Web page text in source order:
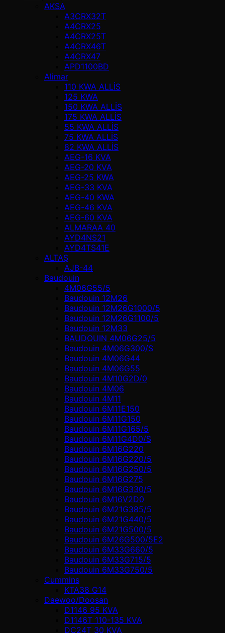
AKSA
A3CRX32T
A4CRX25
A4CRX25T
A4CRX46T
A4CRX47
APD1100BD
Alimar
110 KWA ALLİS
125 KWA
150 KWA ALLİS
175 KWA ALLİS
55 KWA ALLİS
75 KWA ALLİS
82 KWA ALLİS
AEG-16 KVA
AEG-20 KVA
AEG-25 KWA
AEG-33 KVA
AEG-40 KWA
AEG-46 KVA
AEG-60 KVA
ALMARAA 40
AYD4NS21
AYD4TS41E
ALTAŞ
AJB-44
Baudouin
4M06G55/5
Baudouin 12M26
Baudouin 12M26G1000/5
Baudouin 12M26G1100/5
Baudouin 12M33
BAUDOUIN 4M06G25/5
Baudouin 4M06G300/S
Baudouin 4M06G44
Baudouin 4M06G55
Baudouin 4M10G2D/0
Baudouin 4М06
Baudouin 4М11
Baudouin 6M11E150
Baudouin 6M11G150
Baudouin 6M11G165/5
Baudouin 6M11G4D0/S
Baudouin 6M16G220
Baudouin 6M16G220/5
Baudouin 6M16G250/5
Baudouin 6M16G275
Baudouin 6M16G330/5
Baudouin 6M16V2D0
Baudouin 6M21G385/5
Baudouin 6M21G440/5
Baudouin 6M21G500/5
Baudouin 6M26G500/5E2
Baudouin 6M33G660/5
Baudouin 6M33G715/5
Baudouin 6M33G750/5
Cummins
KTA38 G14
Daewoo/Doosan
D1146 95 KVA
D1146T 110-135 KVA
DC24T 30 KVA